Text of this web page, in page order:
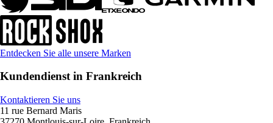
Entdecken Sie alle unsere Marken
Kundendienst in Frankreich
Kontaktieren Sie uns
11 rue Bernard Maris